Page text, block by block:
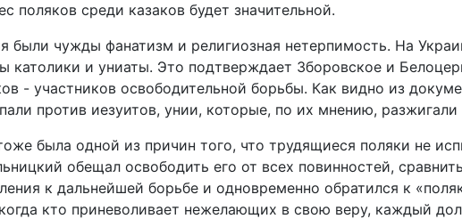
поляков среди казаков будет значительной.
были чужды фанатизм и религиозная нетерпимость. На
католики и униаты. Это подтверждает Зборовское и
- участников освободительной борьбы. Как видно из
против иезуитов, унии, которые, по их мнению,
была одной из причин того, что трудящиеся поляки не
обещал освободить его от всех повинностей,
к дальнейшей борьбе и одновременно обратился к
кто приневоливает нежелающих в свою веру, каждый